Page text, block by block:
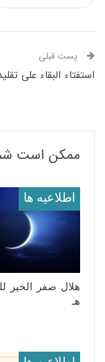
پست قبلی
استفتاء البقاء على
ممکن است
اطلاعيه ها
هـ